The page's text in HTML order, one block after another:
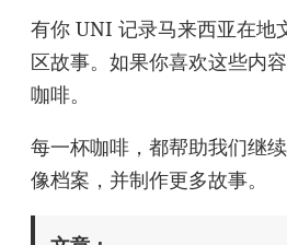
有你 UNI 记录马来西亚在地
区故事。如果你喜欢这些内
咖啡。
每一杯咖啡，都帮助我们继
像档案，并制作更多故事。